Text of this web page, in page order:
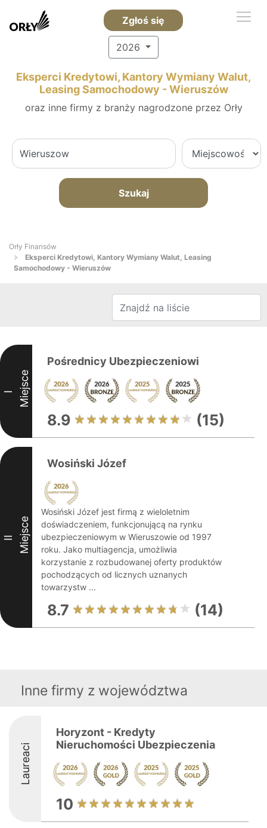
Zgłoś się
2026
Eksperci Kredytowi, Kantory Wymiany Walut,
Leasing Samochodowy - Wieruszów
oraz inne firmy z branży nagrodzone przez Orły
Szukaj
Orły Finansów
Eksperci Kredytowi, Kantory Wymiany Walut, Leasing
Samochodowy - Wieruszów
I Miejsce
Pośrednicy Ubezpieczeniowi
8.9 (15)
II Miejsce
Wosiński Józef
Wosiński Józef jest firmą z wieloletnim
doświadczeniem, funkcjonującą na rynku
ubezpieczeniowym w Wieruszowie od 1997
roku. Jako multiagencja, umożliwia
korzystanie z rozbudowanej oferty produktów
pochodzących od licznych uznanych
towarzystw ...
8.7 (14)
Inne firmy z województwa
Laureaci
Horyzont - Kredyty
Nieruchomości Ubezpieczenia
10